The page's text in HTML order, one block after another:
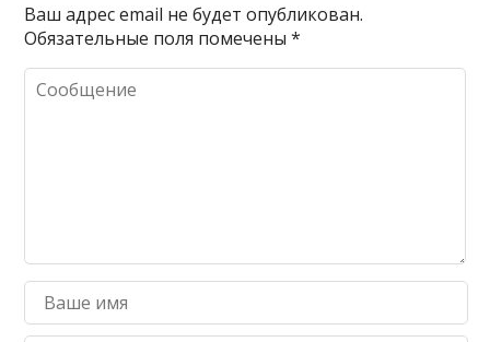
Ваш адрес email не будет опубликован.
Обязательные поля помечены*